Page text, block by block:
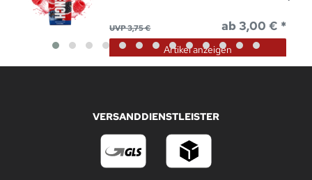
UVP 3,75 € ab 3,00 € *
Artikel anzeigen
VERSANDDIENSTLEISTER